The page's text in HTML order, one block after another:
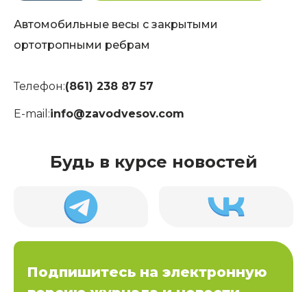
Автомобильные весы с закрытыми
ортотропными ребрам
Телефон:(861) 238 87 57
E-mail:info@zavodvesov.com
Будь в курсе новостей
Подпишитесь на электронную